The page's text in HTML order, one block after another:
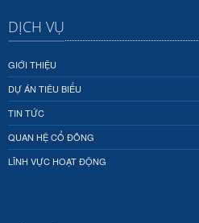
DỊCH VỤ
GIỚI THIỆU
DỰ ÁN TIÊU BIỂU
TIN TỨC
QUAN HỆ CỔ ĐÔNG
LĨNH VỰC HOẠT ĐỘNG